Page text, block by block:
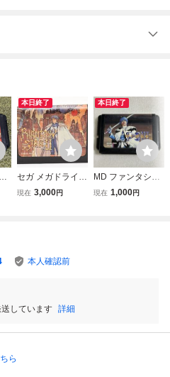
本日終了
セガ メガドライブ
ファンタシースタ
現在 3,000円
本日終了
MD ファンタシー
スターⅢ 時の継承
現在 1,000円
本人確認前
しています 詳細
ら